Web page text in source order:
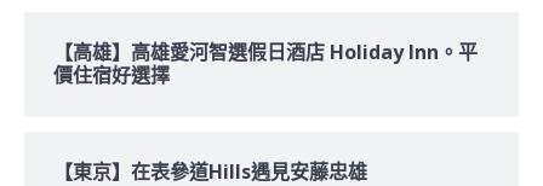
【高雄】高雄愛河智選假日酒店 Holiday Inn。平
價住宿好選擇
【東京】在表參道Hills遇見安藤忠雄